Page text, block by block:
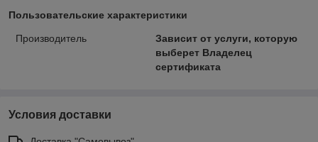
Пользовательские характеристики
Производитель
Зависит от услуги, которую
выберет Владелец
сертификата
Условия доставки